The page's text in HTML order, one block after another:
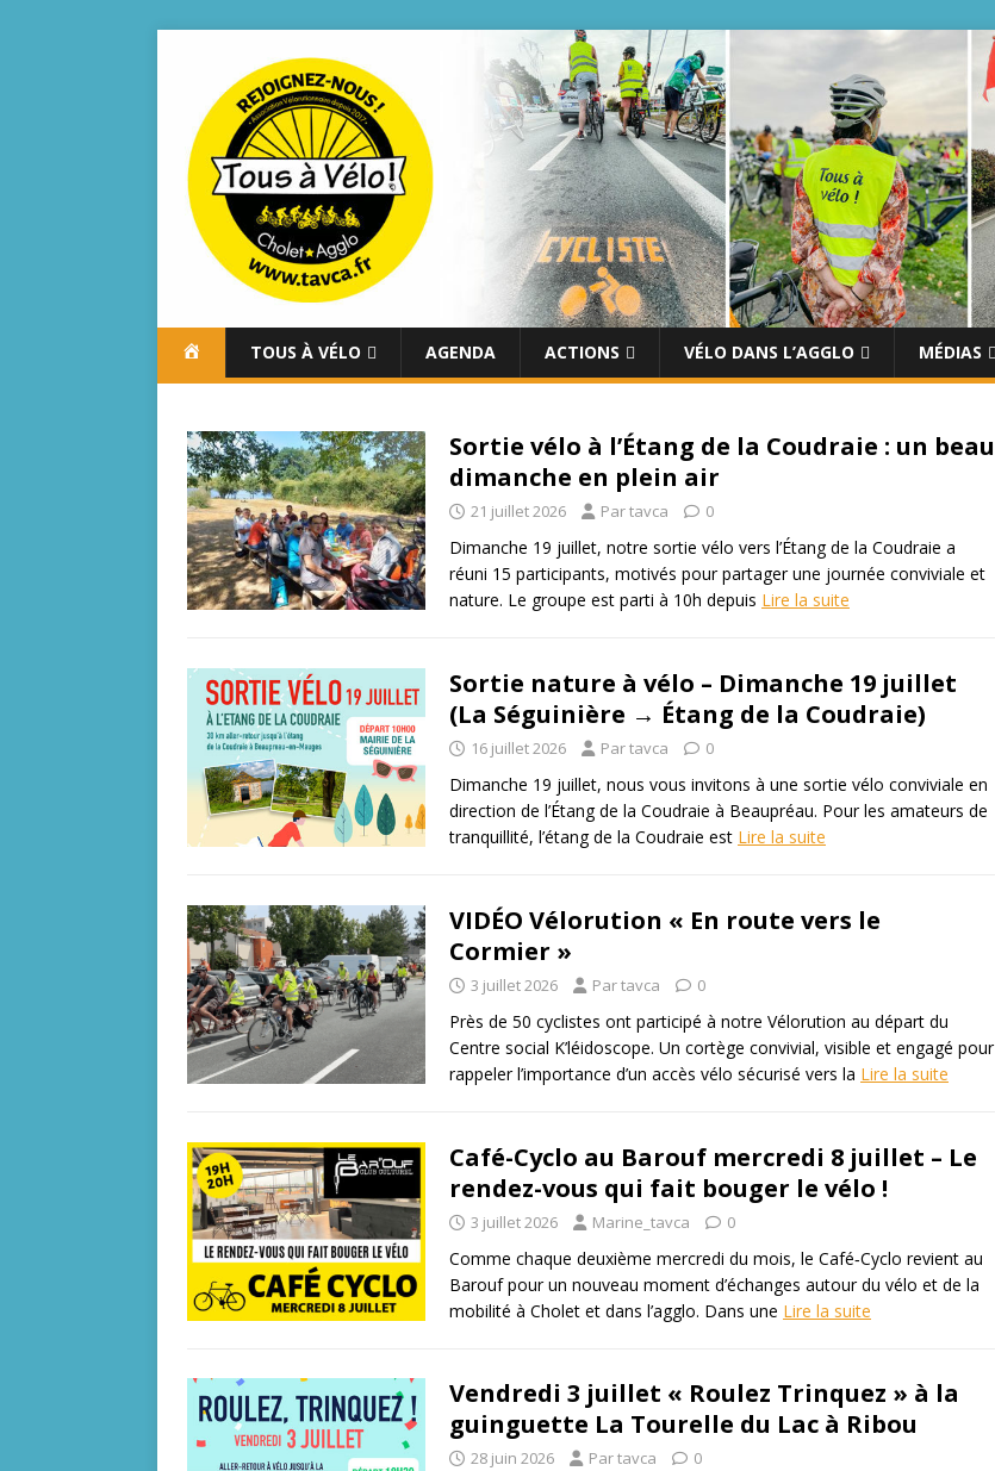
U
E
I
L
TOUS À VÉLO AGENDA ACTIONS VÉLO DANS L’AGGLO MÉDIAS
Sortie vélo à l’Étang de la Coudraie : un beau
dimanche en plein air
21 juillet 2026 Par tavca 0
Dimanche 19 juillet, notre sortie vélo vers l’Étang de la Coudraie a
réuni 15 participants, motivés pour partager une journée conviviale et
nature. Le groupe est parti à 10h depuis Lire la suite
Sortie nature à vélo – Dimanche 19 juillet
(La Séguinière → Étang de la Coudraie)
16 juillet 2026 Par tavca 0
Dimanche 19 juillet, nous vous invitons à une sortie vélo conviviale en
direction de l’Étang de la Coudraie à Beaupréau. Pour les amateurs de
tranquillité, l’étang de la Coudraie est Lire la suite
VIDÉO Vélorution « En route vers le
Cormier »
3 juillet 2026 Par tavca 0
Près de 50 cyclistes ont participé à notre Vélorution au départ du
Centre social K’léidoscope. Un cortège convivial, visible et engagé pour
rappeler l’importance d’un accès vélo sécurisé vers la Lire la suite
Café-Cyclo au Barouf mercredi 8 juillet – Le
rendez-vous qui fait bouger le vélo !
3 juillet 2026 Marine_tavca 0
Comme chaque deuxième mercredi du mois, le Café‑Cyclo revient au
Barouf pour un nouveau moment d’échanges autour du vélo et de la
mobilité à Cholet et dans l’agglo. Dans une Lire la suite
Vendredi 3 juillet « Roulez Trinquez » à la
guinguette La Tourelle du Lac à Ribou
28 juin 2026 Par tavca 0